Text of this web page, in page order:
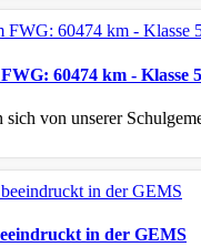
60474 km -
sich von unserer
in der GEMS